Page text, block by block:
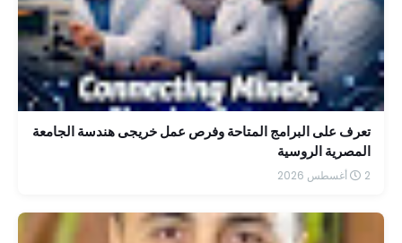
تعرف على البرامج المتاحة وفرص عمل خريجى هندسة الجامعة
المصرية الروسية
2 أغسطس 2026